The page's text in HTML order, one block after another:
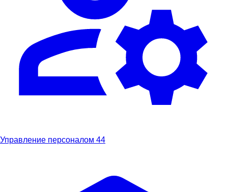
Управление персоналом 44